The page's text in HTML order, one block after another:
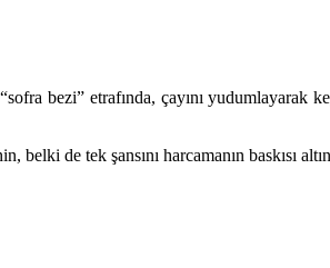
bezi” etrafında, çayını
belki de tek şansını harcamanın